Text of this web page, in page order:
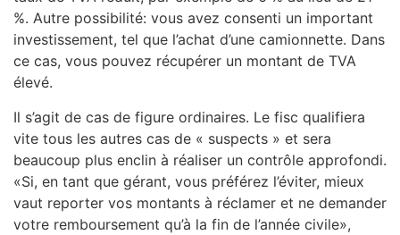
%. Autre possibilité: vous avez consenti un important
investissement, tel que l’achat d’une camionnette. Dans
ce cas, vous pouvez récupérer un montant de TVA
élevé.
Il s’agit de cas de figure ordinaires. Le fisc qualifiera
vite tous les autres cas de « suspects » et sera
beaucoup plus enclin à réaliser un contrôle approfondi.
«Si, en tant que gérant, vous préférez l’éviter, mieux
vaut reporter vos montants à réclamer et ne demander
votre remboursement qu’à la fin de l’année civile»,